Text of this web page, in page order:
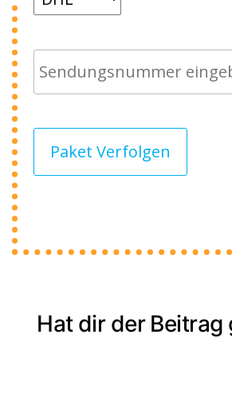
Paket Verfolgen
Hat dir der Beitrag